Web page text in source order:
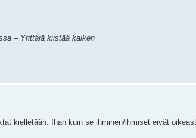
– Yrittäjä kiistää kaiken
kielletään. Ihan kuin se ihminen/ihmiset eivät